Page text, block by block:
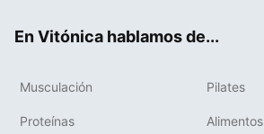
En Vitónica hablamos de...
Musculación Pilates
Proteínas Alimentos